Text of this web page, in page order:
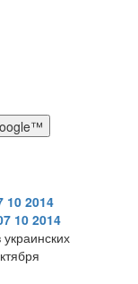
2014
10 2014